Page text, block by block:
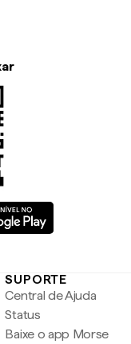
SUPORTE
Central de Ajuda
Status
Baixe o app Morse